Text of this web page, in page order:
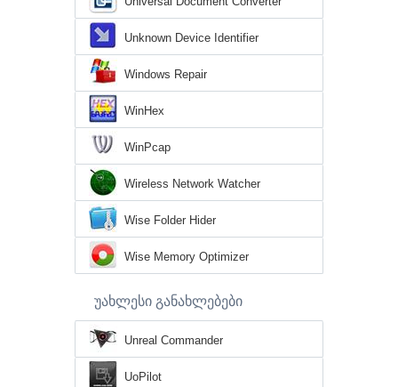
Unknown Device Identifier
Windows Repair
WinHex
WinPcap
Wireless Network Watcher
Wise Folder Hider
Wise Memory Optimizer
უახლესი განახლებები
Unreal Commander
UoPilot